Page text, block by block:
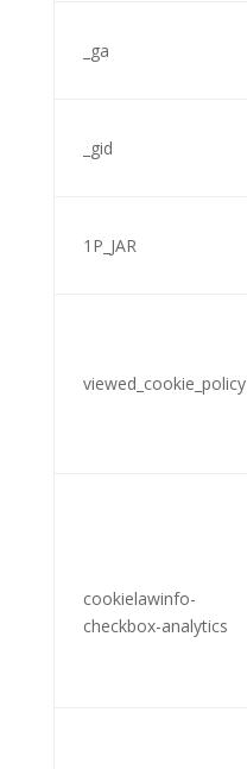
_ga
_gid
1P_JAR
viewed_cookie_policy
cookielawinfo-
checkbox-analytics